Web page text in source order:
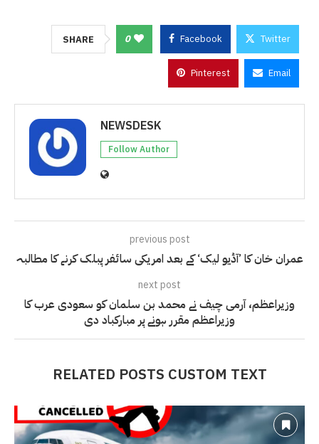
SHARE 0 Facebook Twitter
Pinterest Email
NEWSDESK
Follow Author
previous post
عمران خان کا ’آڈیو لیک‘ کے بعد امریکی سائفر پبلک کرنے کا مطالبہ
next post
وزیراعظم، آرمی چیف نے محمد بن سلمان کو سعودی عرب کا
وزیراعظم مقرر ہونے پر مبارکباد دی
RELATED POSTS CUSTOM TEXT